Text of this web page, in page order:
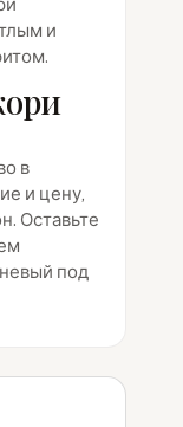
и
в
и цену,
Оставьте
под